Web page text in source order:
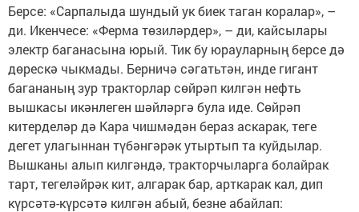
Берсе: «Сарпалыда шундый ук биек таган коралар», –
ди. Икенчесе: «Ферма төзиләрдер», – ди, кайсылары
электр баганасына юрый. Тик бу юрауларның берсе дә
дөрескә чыкмады. Берничә сәгатьтән, инде гигант
багананың зур тракторлар сөйрәп килгән нефть
вышкасы икәнлеген шәйләргә була иде. Сөйрәп
китерделәр дә Кара чишмәдән бераз аскарак, теге
дегет улагыннан түбәнгәрәк утыртып та куйдылар.
Вышканы алып килгәндә, тракторчыларга болайрак
тарт, тегеләйрәк кит, алгарак бар, арткарак кал, дип
күрсәтә-күрсәтә килгән абый, безне абайлап: